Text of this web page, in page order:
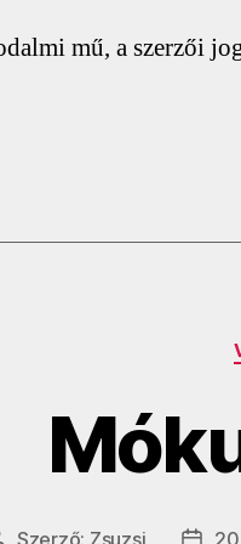
mű, a szerzői
Szerző: Zsuzsi